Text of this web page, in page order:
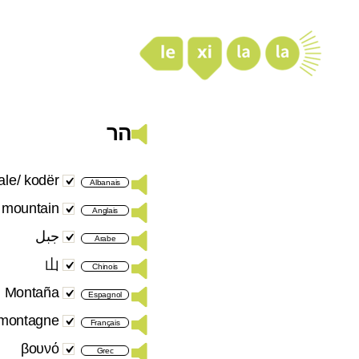
הר
Albanais
kodër
Anglais
mountain
Arabe جبل
Chinois
山
Espagnol
Montaña
Français
Grec
βουνό